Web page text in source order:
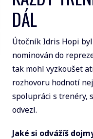
DÁL
Útočník Idris Hopi
nominován do
tak mohl vyzkoušet
rozhovoru hodnotí
spolupráci s trenéry,
odvezl.
Jaké si odvážíš